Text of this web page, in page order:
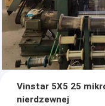
Vinstar 5X5 25
nierdzewnej